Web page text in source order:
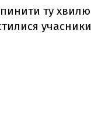
ту хвилю
учасники